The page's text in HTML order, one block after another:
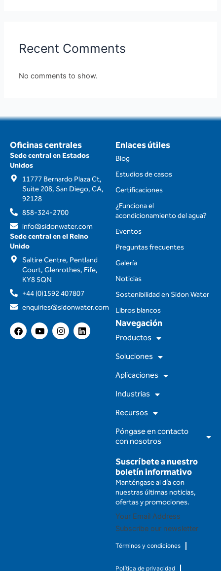
Recent Comments
No comments to show.
Oficinas centrales
Sede central en Estados
Unidos
11777 Bernardo Plaza Ct,
Suite 208, San Diego, CA,
92128
858-324-2700
info@sidonwater.com
Sede central en el Reino
Unido
Saltire Centre, Pentland
Court, Glenrothes, Fife,
KY8 5QN
+44 (0)1592 407807
enquiries@sidonwater.com
F
a
Y
o
I
n
L
i
Suscríbete a nuestro
boletín informativo
Manténgase al día con
nuestras últimas noticias,
ofertas y promociones.
Subscribe our newsletter
Términos y condiciones
Política de privacidad
Navegación
Productos
Soluciones
Aplicaciones
Industrias
Recursos
Póngase en contacto
con nosotros
Enlaces útiles
Blog
Estudios de casos
Certificaciones
¿Funciona el
acondicionamiento del agua?
Eventos
Preguntas frecuentes
Galería
Noticias
Sostenibilidad en Sidon Water
Libros blancos